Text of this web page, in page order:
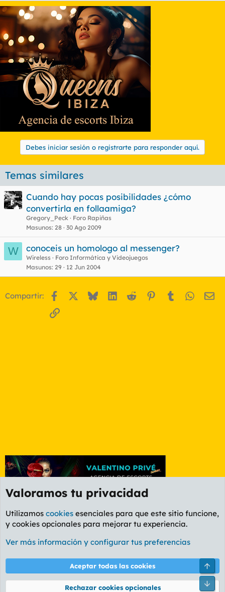
Debes iniciar sesión o registrarte para responder aquí.
Temas similares
Cuando hay pocas posibilidades ¿cómo
convertirla en follaamiga?
Gregory_Peck
Foro Rapiñas
Masunos 28 30 Ago 2009
W conoceis un homologo al messenger?
Wireless
Foro Informática y Videojuegos
Masunos 29 12 Jun 2004
Compartir: Facebook BlueskyLinkedIn
Reddit Pinterest
Tumblr
Enlace
Foro Informática y Videojuegos
Cookies
PL OLDSTYLE AMARILLO
Términos y reglas Política de privacidad Ayuda
Valoramos tu privacidad
Utilizamos cookies esenciales para que este sitio funcione,
y cookies opcionales para mejorar tu experiencia.
Ver más información y configurar tus preferencias
Aceptar todas las cookies
Rechazar cookies opcionales
Pie